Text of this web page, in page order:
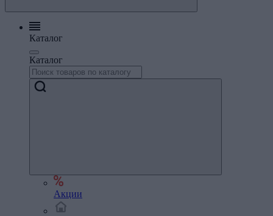
Каталог
Каталог
Акции